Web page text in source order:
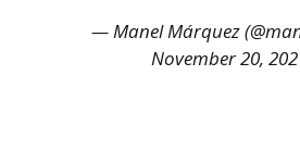
— Manel Márquez
November 20,